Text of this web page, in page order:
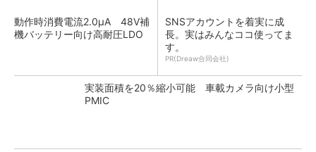
動作時消費電流2.0μA 48V補
機バッテリー向け高耐圧LDO
SNSアカウントを着実に成
長。実はみんなココ使ってま
す。
PR(Dreaw合同会社)
実装面積を20％縮小可能 車載カメラ向け小型
PMIC